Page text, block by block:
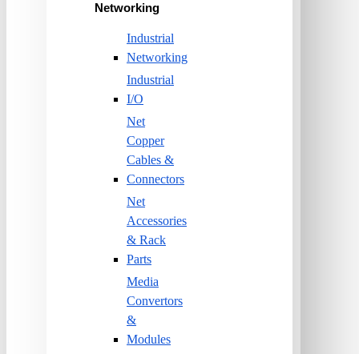
Networking
Industrial
Networking
Industrial
I/O
Net
Copper
Cables &
Connectors
Net
Accessories
& Rack
Parts
Media
Convertors
&
Modules